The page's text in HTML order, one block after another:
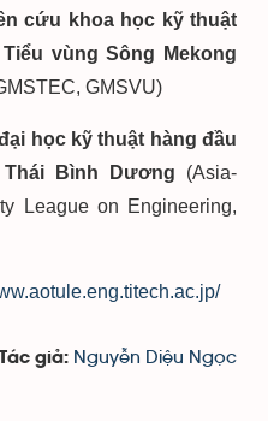
cứu khoa học kỹ thuật
vùng Sông Mekong
GMSVU)
học kỹ thuật hàng đầu
Bình Dương (Asia-
League on Engineering,
Tác giả: Nguyễn Diệu Ngọc